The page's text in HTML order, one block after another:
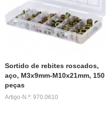
Sortido de rebites roscados,
aço, M3x9mm-M10x21mm, 150
peças
Artigo-N.º: 970.0610